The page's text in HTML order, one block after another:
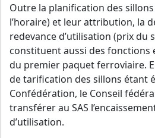
Outre la planification des
l’horaire) et leur attribution, la
redevance d’utilisation (prix du
constituent aussi des fonctions
du premier paquet ferroviaire.
de tarification des sillons étant
Confédération, le Conseil
transférer au SAS
d’utilisation.